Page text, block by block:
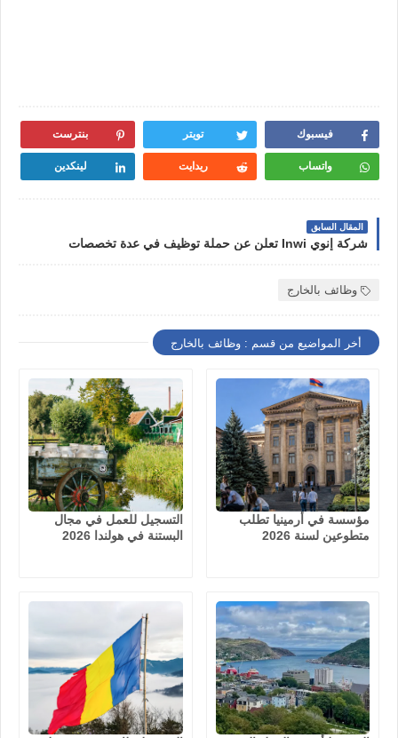
فيسبوك تويتر بنترست
واتساب ريدايت لينكدين
المقال السابق
شركة إنوي Inwi تعلن عن حملة توظيف في عدة تخصصات
وظائف بالخارج
أخر المواضيع من قسم : وظائف بالخارج
مؤسسة في أرمينيا تطلب
متطوعين لسنة 2026
التسجيل للعمل في مجال
البستنة في هولندا 2026